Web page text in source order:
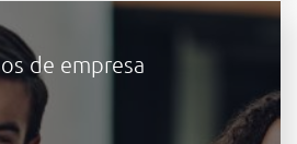
de empresa
para empresas